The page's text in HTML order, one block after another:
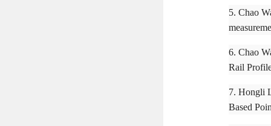
5. Chao
6. Chao
Rail
7. Hongli
Based